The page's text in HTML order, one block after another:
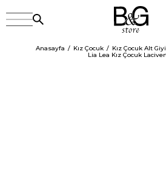
Anasayfa Kız Çocuk Kız Çocuk Alt
Lia Lea Kız Çocuk